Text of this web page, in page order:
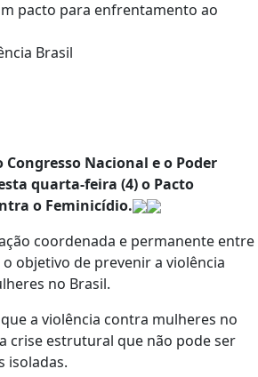
Brasil
Nacional e o Poder
quarta-feira (4) o Pacto
o Feminicídio.
coordenada e permanente entre
objetivo de prevenir a violência
no Brasil.
a violência contra mulheres no
crise estrutural que não pode ser
isoladas.